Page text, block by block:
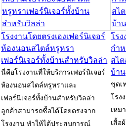
โรงงานโดยตรงเองเฟอร์นิเจอร์
ห้องนอนสไตล์หรูหรา
เฟอร์นิเจอร์ทั้งบ้านสำหรับวิลล่า
นี่คือโรงงานที่ให้บริการเฟอร์นิเจอร์
ห้องนอนสไตล์หรูหราและ
เฟอร์นิเจอร์ทั้งบ้านสำหรับวิลล่า
ลูกค้าสามารถซื้อได้โดยตรงจาก
โรงงาน ทำให้ได้ประสบการณ์
โร
กำ
สไ
บ้าน
ชุดเ
โรง
เหม
เสื้อ